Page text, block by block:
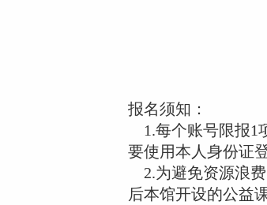
报名须知：
1.每个账号限报1
要使用本人身份证
2.为避免资源浪费
后本馆开设的公益